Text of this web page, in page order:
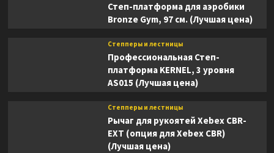
Степ-платформа для аэробики
Bronze Gym, 97 см. (Лучшая цена)
Степперы и лестницы
Профессиональная Степ-
платформа KERNEL, 3 уровня
AS015 (Лучшая цена)
Степперы и лестницы
Рычаг для рукоятей Xebex CBR-
EXT (опция для Xebex CBR)
(Лучшая цена)